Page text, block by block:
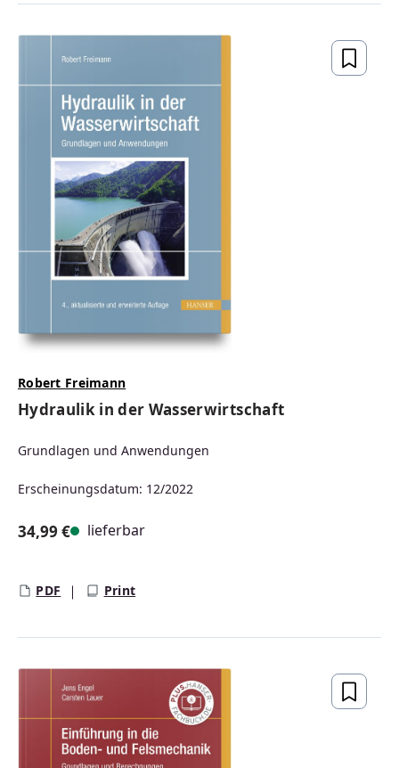
Robert Freimann
Hydraulik in der Wasserwirtschaft
Grundlagen und Anwendungen
Erscheinungsdatum: 12/2022
34,99 € lieferbar
PDF Print